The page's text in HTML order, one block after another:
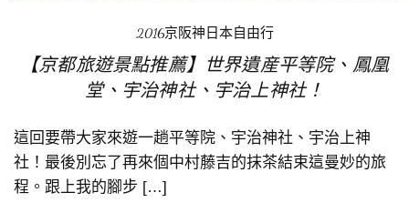
2016京阪神日本自由行
【京都旅遊景點推薦】世界遺産平等院、鳳凰
堂、宇治神社、宇治上神社！
這回要帶大家來遊一趟平等院、宇治神社、宇治上神
社！最後別忘了再來個中村藤吉的抹茶結束這曼妙的旅
程。跟上我的腳步 […]